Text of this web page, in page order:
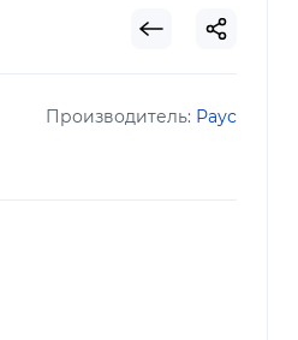
Производитель: Раус